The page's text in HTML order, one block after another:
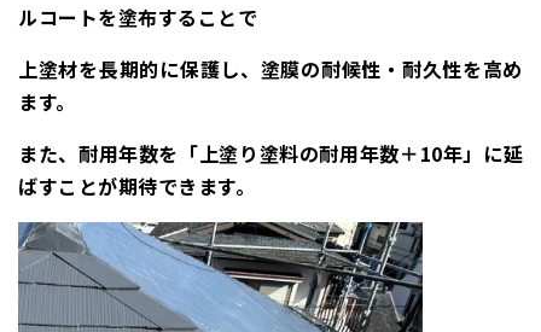
ルコートを塗布することで
上塗材を長期的に保護し、塗膜の耐候性・耐久性を高め
ます。
また、耐用年数を「上塗り塗料の耐用年数＋10年」に延
ばすことが期待できます。